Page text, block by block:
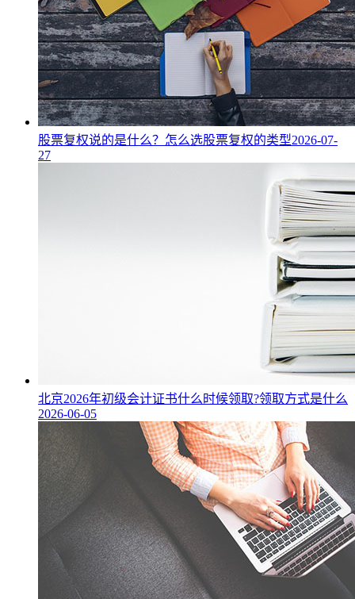
股票复权说的是什么？怎么选股票复权的类型2026-07-
27
北京2026年初级会计证书什么时候领取?领取方式是什么
2026-06-05